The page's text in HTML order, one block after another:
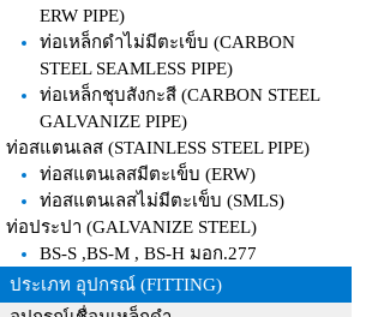
ERW PIPE)
ท่อเหล็กดำไม่มีตะเข็บ (CARBON
STEEL SEAMLESS PIPE)
ท่อเหล็กชุบสังกะสี (CARBON STEEL
GALVANIZE PIPE)
ท่อสแตนเลส (STAINLESS STEEL PIPE)
ท่อสแตนเลสมีตะเข็บ (ERW)
ท่อสแตนเลสไม่มีตะเข็บ (SMLS)
ท่อประปา (GALVANIZE STEEL)
BS-S ,BS-M , BS-H มอก.277
ประเภท อุปกรณ์ (FITTING)